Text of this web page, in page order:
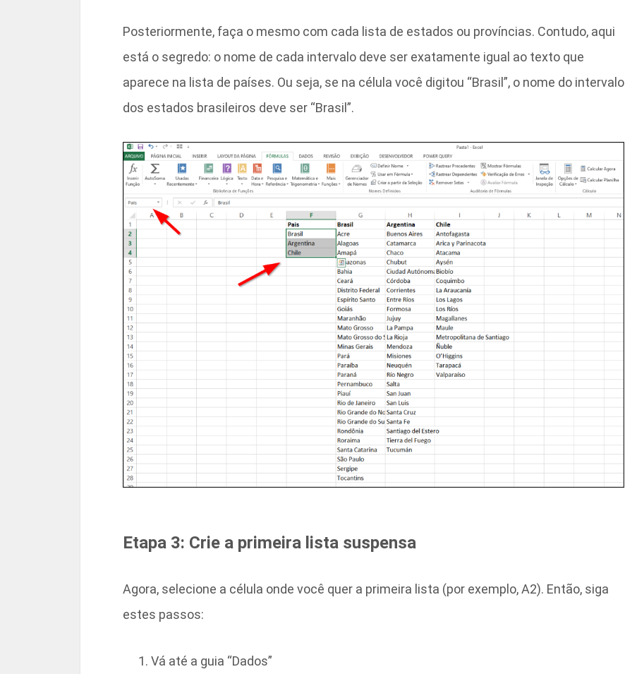
Posteriormente, faça o mesmo com cada lista de estados ou províncias. Contudo, aqui
está o segredo: o nome de cada intervalo deve ser exatamente igual ao texto que
aparece na lista de países. Ou seja, se na célula você digitou “Brasil”, o nome do intervalo
dos estados brasileiros deve ser “Brasil”.
Etapa 3: Crie a primeira lista suspensa
Agora, selecione a célula onde você quer a primeira lista (por exemplo, A2). Então, siga
estes passos:
Vá até a guia “Dados”